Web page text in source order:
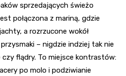
sprzedających świeżo
połączona z mariną, gdzie
a rozrzucone wokół
– nigdzie indziej tak nie
czy flądry. To miejsce kontrastów:
po molo i podziwianie